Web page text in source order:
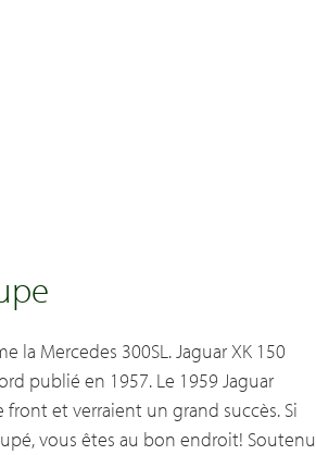
la Mercedes 300SL. Jaguar XK 150
publié en 1957. Le 1959 Jaguar
et verraient un grand succès. Si
vous êtes au bon endroit! Soutenu